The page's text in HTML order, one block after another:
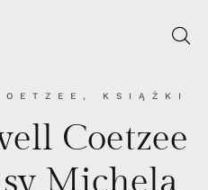
, KSIĄŻKI
Coetzee
Michela